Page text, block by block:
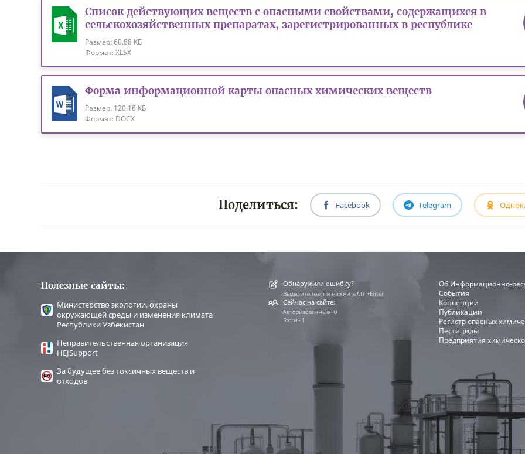
Список действующих веществ с опасными свойствами, содержащихся в
сельскохозяйственных препаратах, зарегистрированных в республике
Размер:60.88 КБ
Формат:XLSX
Форма информационной карты опасных химических веществ
Размер: 120.16 КБ
Формат: DOCX
Поделиться: Facebook Telegram
Полезные сайты:
Министерство экологии, охраны
окружающей среды и изменения климата
Республики Узбекистан
Неправительственная организация
HEJSupport
За будущее без токсичных веществ и
отходов
Обнаружили ошибку?
Выделите текст и нажмите Ctrl+Enter
Сейчас на сайте:
Авторизованные - 0
Гости - 1
Об Информационно-
События
Конвенции
Публикации
Регистр опасных
Пестициды
Предприятия